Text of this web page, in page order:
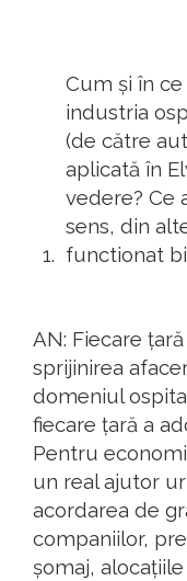
Cum și în
industria
(de către
aplicată în
vedere? Ce
sens, din
functionat
AN: Fiecare
sprijinirea
domeniul
fiecare țară a
Pentru
un real ajutor
acordarea de
companiilor,
șomaj,